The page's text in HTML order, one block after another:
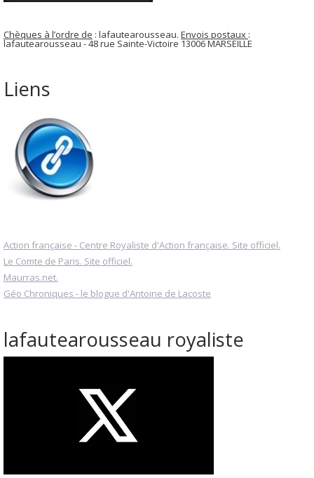
Chèques à l’ordre de : lafautearousseau. Envois postaux :
lafautearousseau - 48 rue Sainte-Victoire 13006 MARSEILLE
Liens
Action française - Centre Royaliste d'Action française. Site officiel.
Le Comte de Paris. Site officiel.
Maurras.net.
Géo Chroniques - le blogue d'Antoine de Lacoste
lafautearousseau royaliste